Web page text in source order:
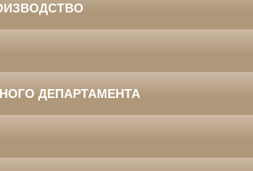
ДЕПАРТАМЕНТА